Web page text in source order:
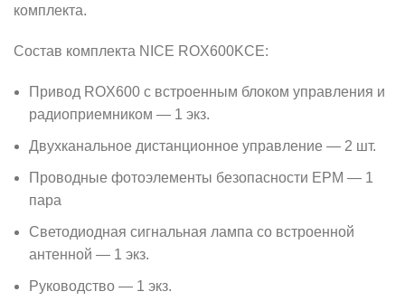
комплекта.
Состав комплекта NICE ROX600KCE:
Привод ROX600 с встроенным блоком управления и
радиоприемником — 1 экз.
Двухканальное дистанционное управление — 2 шт.
Проводные фотоэлементы безопасности EPM — 1
пара
Светодиодная сигнальная лампа со встроенной
антенной — 1 экз.
Руководство — 1 экз.